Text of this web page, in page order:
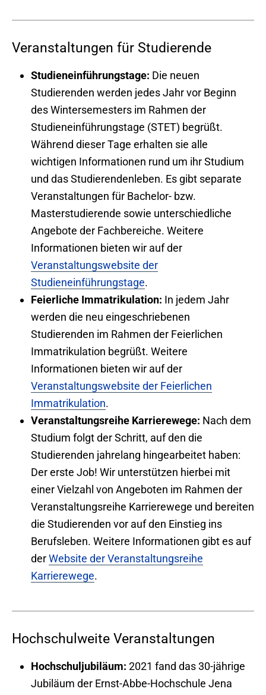
Veranstaltungen für Studierende
Studieneinführungstage: Die neuen
Studierenden werden jedes Jahr vor Beginn
des Wintersemesters im Rahmen der
Studieneinführungstage (STET) begrüßt.
Während dieser Tage erhalten sie alle
wichtigen Informationen rund um ihr Studium
und das Studierendenleben. Es gibt separate
Veranstaltungen für Bachelor- bzw.
Masterstudierende sowie unterschiedliche
Angebote der Fachbereiche. Weitere
Informationen bieten wir auf der
Veranstaltungswebsite der
Studieneinführungstage.
Feierliche Immatrikulation: In jedem Jahr
werden die neu eingeschriebenen
Studierenden im Rahmen der Feierlichen
Immatrikulation begrüßt. Weitere
Informationen bieten wir auf der
Veranstaltungswebsite der Feierlichen
Immatrikulation.
Veranstaltungsreihe Karrierewege: Nach dem
Studium folgt der Schritt, auf den die
Studierenden jahrelang hingearbeitet haben:
Der erste Job! Wir unterstützen hierbei mit
einer Vielzahl von Angeboten im Rahmen der
Veranstaltungsreihe Karrierewege und bereiten
die Studierenden vor auf den Einstieg ins
Berufsleben. Weitere Informationen gibt es auf
derWebsite der Veranstaltungsreihe
Karrierewege.
Hochschulweite Veranstaltungen
Hochschuljubiläum: 2021 fand das 30-jährige
Jubiläum der Ernst-Abbe-Hochschule Jena